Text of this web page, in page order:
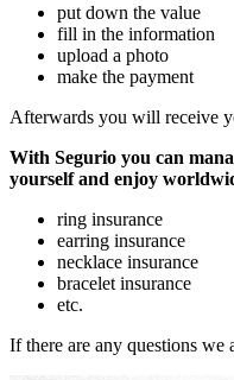
put down the value
fill in the information
upload a photo
make the payment
Afterwards you will receive
With Segurio you can
yourself and enjoy
ring insurance
earring insurance
necklace insurance
bracelet insurance
etc.
If there are any questions we